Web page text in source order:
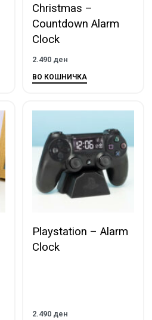
Christmas –
Countdown Alarm
Clock
2.490 ден
ВО КОШНИЧКА
Playstation – Alarm
Clock
2.490 ден